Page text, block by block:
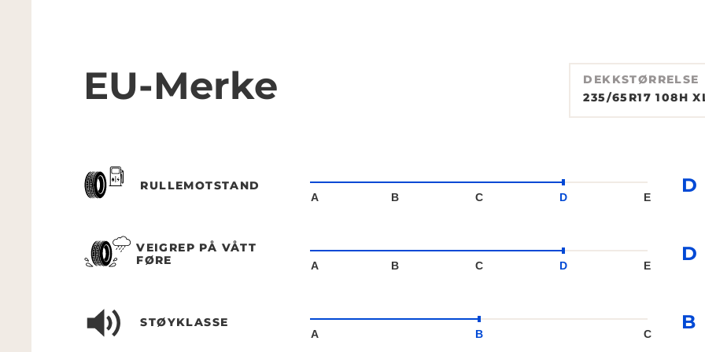
EU-Merke
DEKKSTØRRELSE
235/65R17 108H
RULLEMOTSTAND
A B C D E
D
VEIGREP PÅ VÅTT
FØRE
A B C D E
D
STØYKLASSE
A B C
B